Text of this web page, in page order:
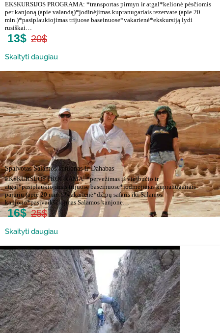
EKSKURSIJOS PROGRAMA: *transportas pirmyn ir atgal*kelionė pėsčiomis
per kanjoną (apie valandą)*jodinėjimas kupranugariais rezervate (apie 20
min.)*pasiplaukiojimas trijuose baseinuose*vakarienė*ekskursiją lydi
rusiškai…
13$ 20$
Skaityti daugiau
Spalvotas Salamos kanjonas ir Dahabas
EKSKURSIJOS PROGRAMA: *pervežimas iš viešbučio ir
atgal*pasiplaukiojimas trijuose baseinuose*jodinėjimas kupranugariais
pajūriu (apie 20 min.).*vakarienė*džipų safaris iki Salamos
kanjono*pasivaikščiojmas Salamos kanjone…
16$ 25$
Skaityti daugiau